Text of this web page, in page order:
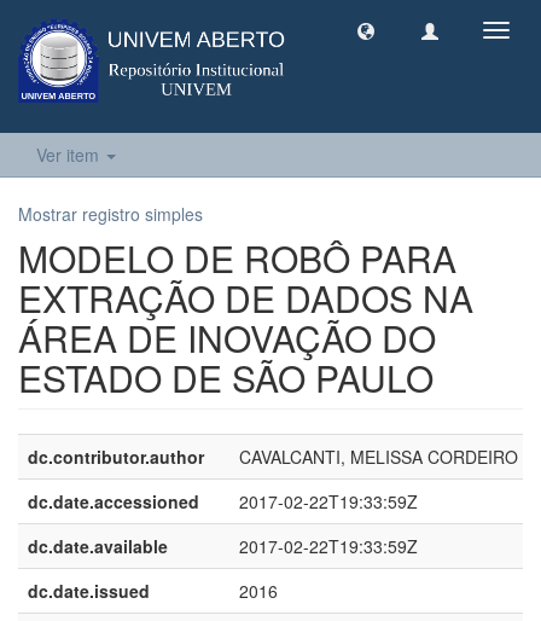
Ver item
Mostrar registro simples
MODELO DE ROBÔ PARA
EXTRAÇÃO DE DADOS NA
ÁREA DE INOVAÇÃO DO
ESTADO DE SÃO PAULO
dc.contributor.author
CAVALCANTI, MELISSA CORDEIRO
dc.date.accessioned
2017-02-22T19:33:59Z
dc.date.available
2017-02-22T19:33:59Z
dc.date.issued
2016